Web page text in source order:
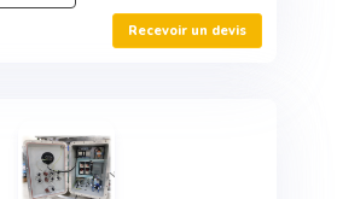
Recevoir un devis